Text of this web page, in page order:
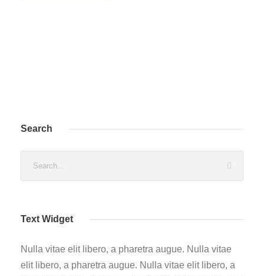
Search
Text Widget
Nulla vitae elit libero, a pharetra augue. Nulla vitae
elit libero, a pharetra augue. Nulla vitae elit libero, a